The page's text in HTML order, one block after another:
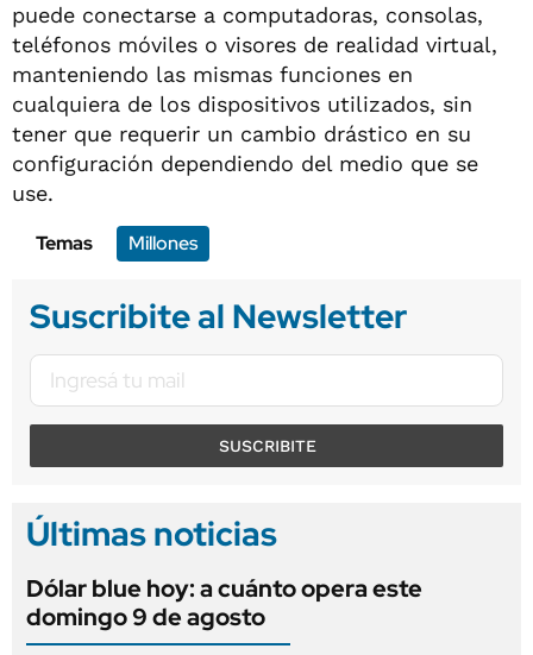
puede conectarse a computadoras, consolas,
teléfonos móviles o visores de realidad virtual,
manteniendo las mismas funciones en
cualquiera de los dispositivos utilizados, sin
tener que requerir un cambio drástico en su
configuración dependiendo del medio que se
use.
Temas
Millones
Suscribite al Newsletter
SUSCRIBITE
Últimas noticias
Dólar blue hoy: a cuánto opera este
domingo 9 de agosto